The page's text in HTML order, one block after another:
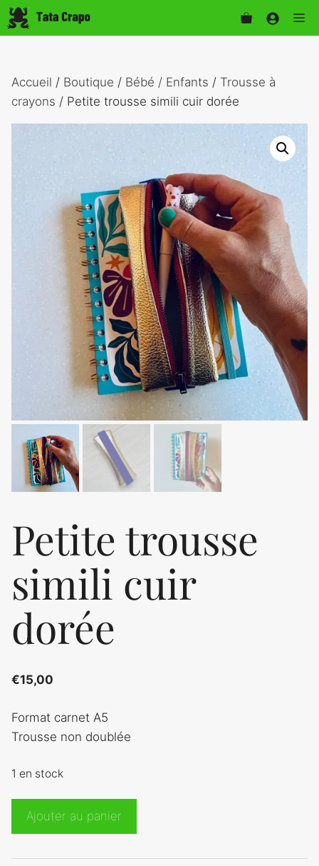
Aller
au
Accueil / Boutique / Bébé / Enfants / Trousse à
crayons / Petite trousse simili cuir dorée
Petite trousse
simili cuir
dorée
€15,00
Format carnet A5
Trousse non doublée
1 en stock
quantité
Ajouter au panier